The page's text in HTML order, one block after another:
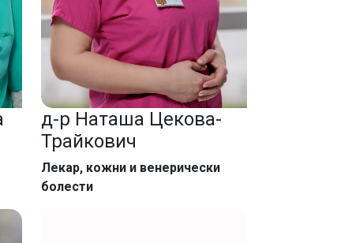
д-р Наташа Цекова-
Трайкович
Лекар, кожни и венерически
болести